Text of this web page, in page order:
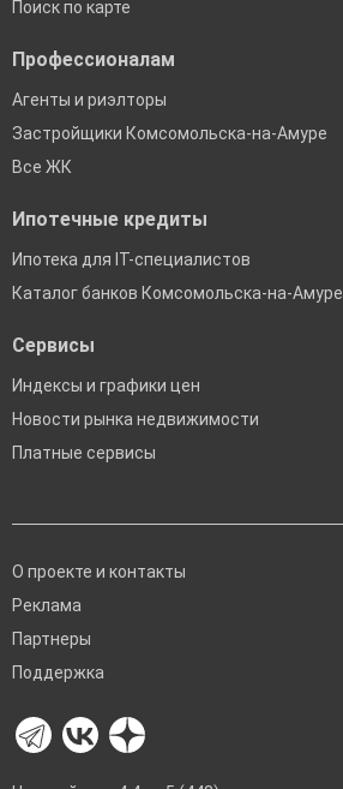
Поиск по карте
Профессионалам
Агенты и риэлторы
Застройщики Комсомольска-на-Амуре
Все ЖК
Ипотечные кредиты
Ипотека для IT-специалистов
Каталог банков Комсомольска-на-Амуре
Сервисы
Индексы и графики цен
Новости рынка недвижимости
Платные сервисы
О проекте и контакты
Реклама
Партнеры
Поддержка